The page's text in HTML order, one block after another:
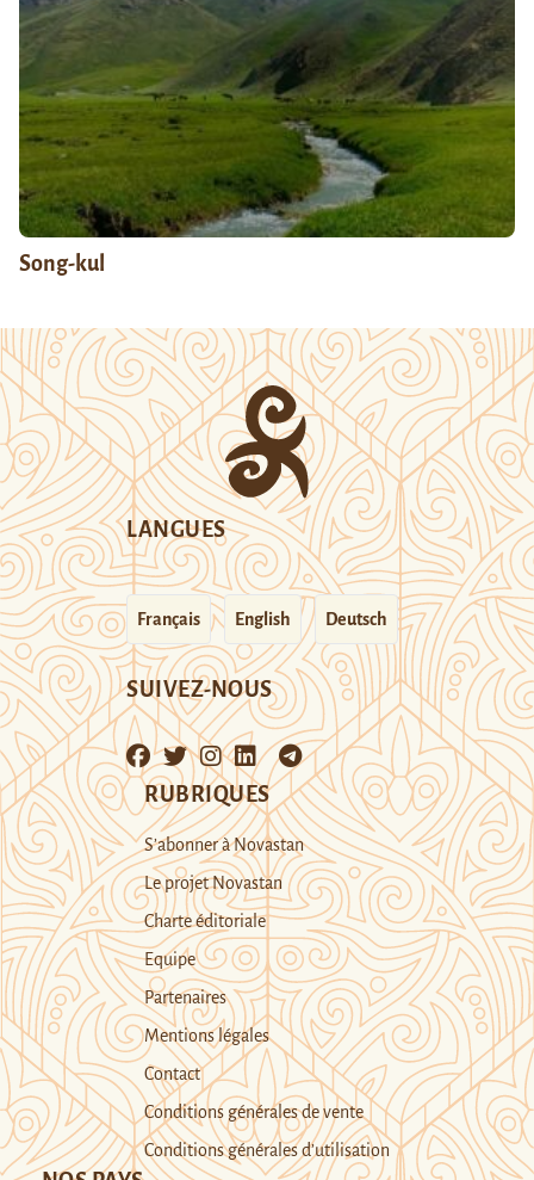
Song-kul
LANGUES
Français English Deutsch
SUIVEZ-NOUS
RUBRIQUES
S’abonner à Novastan
Le projet Novastan
Charte éditoriale
Equipe
Partenaires
Mentions légales
Contact
Conditions générales de vente
Conditions générales d’utilisation